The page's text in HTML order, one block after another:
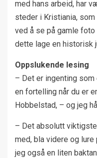
med hans arbeid, har
steder i Kristiania, som
ved å se på gamle
dette lage en historisk
Oppslukende lesing
– Det er ingenting
en fortelling når du er
Hobbelstad, – og jeg
– Det absolutt
med, bla videre og lure
jeg også en liten